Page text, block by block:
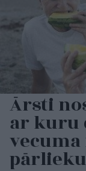
Ārsti
ar kuru